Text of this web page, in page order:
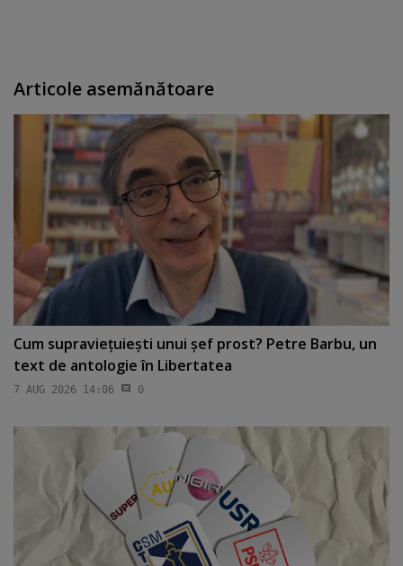
Articole asemănătoare
Cum supravieţuieşti unui şef prost? Petre Barbu, un
text de antologie în Libertatea
7 AUG 2026 14:06 0